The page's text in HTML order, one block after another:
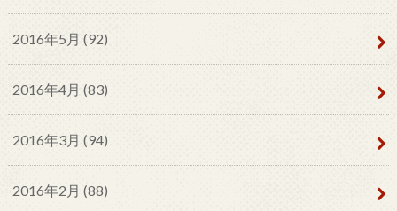
2016年5月 (92)
2016年4月 (83)
2016年3月 (94)
2016年2月 (88)